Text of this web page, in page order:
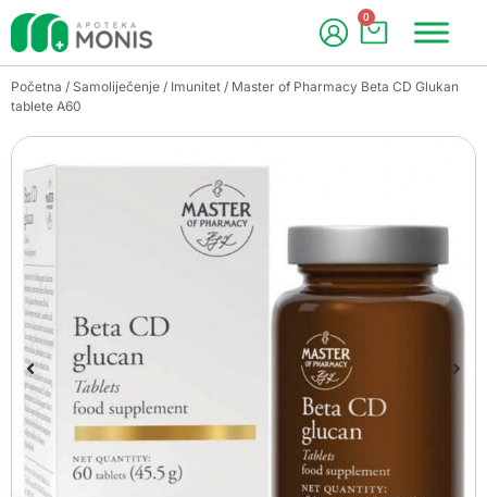
0
Početna / Samoliječenje / Imunitet / Master of Pharmacy Beta CD Glukan
tablete A60